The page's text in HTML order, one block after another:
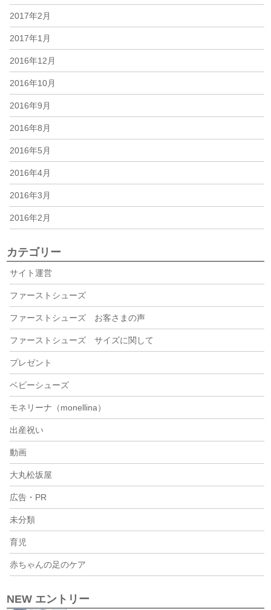
2017年2月
2017年1月
2016年12月
2016年10月
2016年9月
2016年8月
2016年5月
2016年4月
2016年3月
2016年2月
カテゴリー
サイト運営
ファーストシューズ
ファーストシューズ お客さまの声
ファーストシューズ サイズに関して
プレゼント
ベビーシューズ
モネリーナ（monellina）
出産祝い
動画
大丸松坂屋
広告・PR
未分類
育児
赤ちゃんの足のケア
NEW エントリー